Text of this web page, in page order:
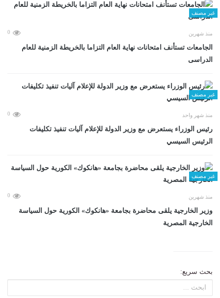
غير مصنف
منذ شهرين 0
الجامعات تستأنف امتحانات نهاية العام التزاما بالخريطة الزمنية للعام
الدراسى
غير مصنف
منذ شهر واحد 0
رئيس الوزراء يستعرض مع وزير الدولة للإعلام آليات تنفيذ تكليفات
الرئيس السيسي
غير مصنف
منذ شهرين 0
وزير الخارجية يلقى محاضرة بجامعة «هانكوك» الكورية حول السياسة
الخارجية المصرية
بحث سريع: